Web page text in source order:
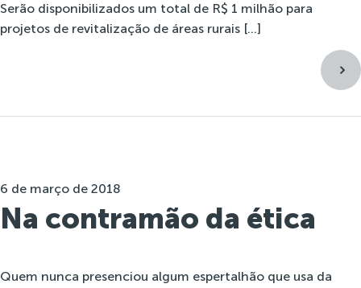
Serão disponibilizados um total de R$ 1 milhão para
projetos de revitalização de áreas rurais […]
6 de março de 2018
Na contramão da ética
Quem nunca presenciou algum espertalhão que usa da